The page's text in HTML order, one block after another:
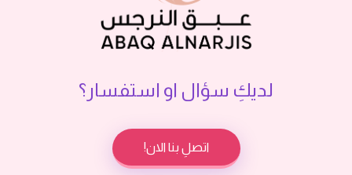
لديكِ سؤال او استفسار؟
اتصلِ بنا الان!